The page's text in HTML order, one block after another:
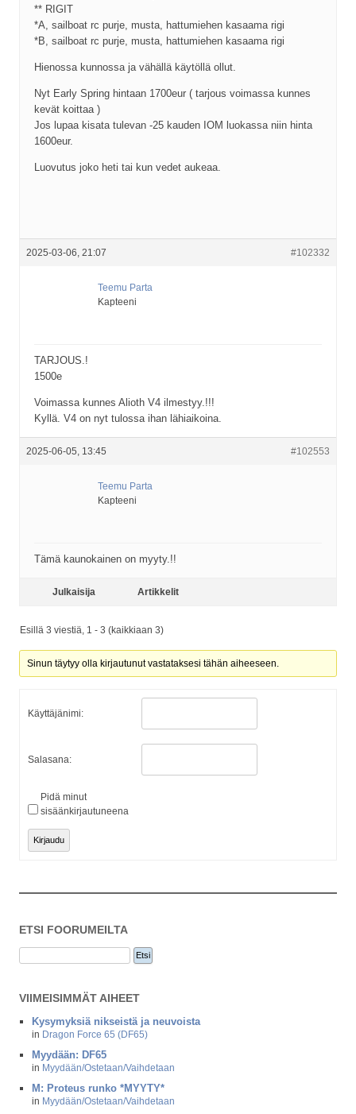
** RIGIT
*A, sailboat rc purje, musta, hattumiehen kasaama rigi
*B, sailboat rc purje, musta, hattumiehen kasaama rigi
Hienossa kunnossa ja vähällä käytöllä ollut.
Nyt Early Spring hintaan 1700eur ( tarjous voimassa kunnes
kevät koittaa )
Jos lupaa kisata tulevan -25 kauden IOM luokassa niin hinta
1600eur.
Luovutus joko heti tai kun vedet aukeaa.
2025-03-06, 21:07 #102332
Teemu Parta
Kapteeni
TARJOUS.!
1500e
Voimassa kunnes Alioth V4 ilmestyy.!!!
Kyllä. V4 on nyt tulossa ihan lähiaikoina.
2025-06-05, 13:45 #102553
Teemu Parta
Kapteeni
Tämä kaunokainen on myyty.!!
Julkaisija Artikkelit
Esillä 3 viestiä, 1 - 3 (kaikkiaan 3)
Sinun täytyy olla kirjautunut vastataksesi tähän aiheeseen.
Käyttäjänimi:
Salasana:
Pidä minut
sisäänkirjautuneena
Kirjaudu
ETSI FOORUMEILTA
VIIMEISIMMÄT AIHEET
Kysymyksiä nikseistä ja neuvoista
in Dragon Force 65 (DF65)
Myydään: DF65
in Myydään/Ostetaan/Vaihdetaan
M: Proteus runko *MYYTY*
in Myydään/Ostetaan/Vaihdetaan